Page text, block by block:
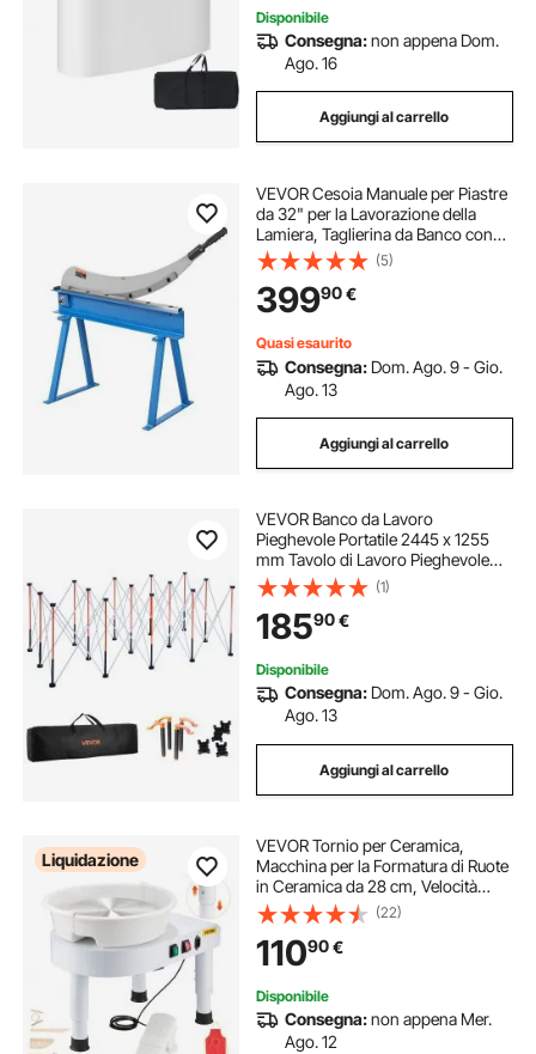
Disponibile
Consegna:non appena Dom.
Ago. 16
Aggiungi al carrello
VEVOR Cesoia Manuale per Piastre
da 32" per la Lavorazione della
Lamiera, Taglierina da Banco con
Materiale Q235, per la Lavorazione
Artigianale di Acciaio Spesso,
Pressa a Rullo
(5)
39990€
Quasi esaurito
Consegna: Dom. Ago. 9 - Gio.
Ago. 13
Aggiungi al carrello
VEVOR Banco da Lavoro
Pieghevole Portatile 2445 x 1255
mm Tavolo di Lavoro Pieghevole
Senza Montaggio, Carico di 2724
kg con Borsa Portaoggetti, Piano
del Tavolo Non Incluso, per Garage,
Officina
(1)
18590€
Disponibile
Consegna: Dom. Ago. 9 - Gio.
Ago. 13
Aggiungi al carrello
Liquidazione
VEVOR Tornio per Ceramica,
Macchina per la Formatura di Ruote
in Ceramica da 28 cm, Velocità
Regolabile da 60 a 300 giri/min,
Pedale, Gamba di Sollevamento
Regolabile, Vasca Rimovibile,
Bianco
(22)
11090€
Disponibile
Consegna:non appena Mer.
Ago. 12